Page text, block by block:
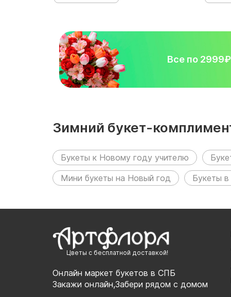
Все по 2999₽
Зимний букет-
следующих разделах:
Букеты к Новому году учителю
Мини букеты на Новый год
Букеты в
Цветы с бесплатной доставкой!
Онлайн маркет букетов в СПБ
Закажи онлайн,Забери рядом с домом